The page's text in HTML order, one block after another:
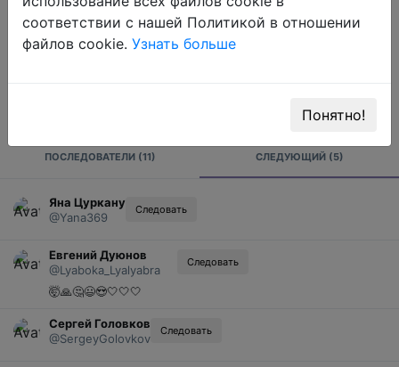
ПОСЛЕДОВАТЕЛИ (11) СЛЕДУЮЩИЙ (5)
Яна Цуркану
@Yana369
Следовать
Евгений Дуюнов
@Lyaboka_Lyalyabra
🤯🙏🤔😃😍🤍🤍🤍
Следовать
Сергей Головков
@SergeyGolovkov
Следовать
соответствии с нашей Политикой в отношении
файлов cookie. Узнать больше
Понятно!